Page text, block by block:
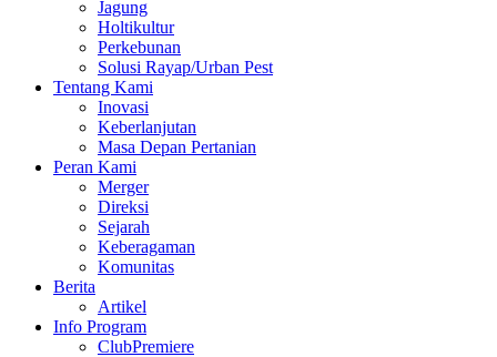
Jagung
Holtikultur
Perkebunan
Solusi Rayap/Urban Pest
Tentang Kami
Inovasi
Keberlanjutan
Masa Depan Pertanian
Peran Kami
Merger
Direksi
Sejarah
Keberagaman
Komunitas
Berita
Artikel
Info Program
ClubPremiere